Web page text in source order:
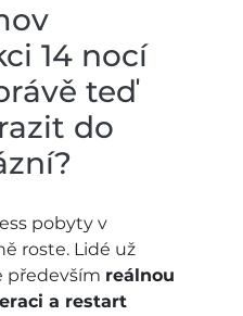
14 nocí
teď
do
pobyty v
roste. Lidé už
především reálnou
a restart